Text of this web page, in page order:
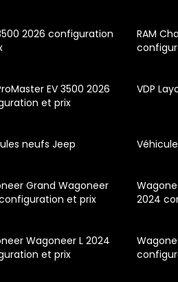
2026 configuration
RAM
EV 3500 2026
et prix
VDP
neufs Jeep
Grand Wagoneer
et prix
2024
Wagoneer L 2024
et prix